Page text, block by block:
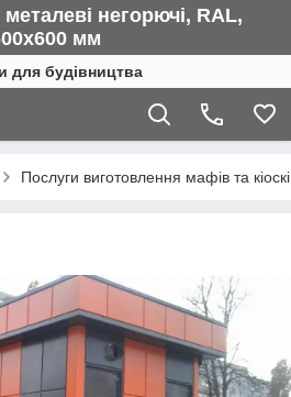
негорючі, RAL,
мм
для будівництва
Послуги виготовлення мафів та